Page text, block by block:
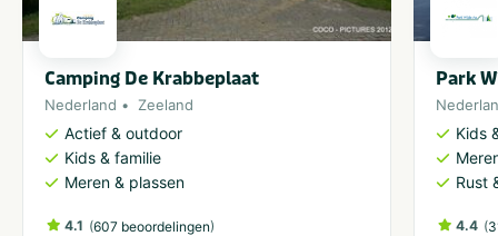
Camping De Krabbeplaat
Nederland Zeeland
Actief & outdoor
Kids & familie
Meren & plassen
4.1 (607 beoordelingen)
Park
Kids
Rust
4.4 (